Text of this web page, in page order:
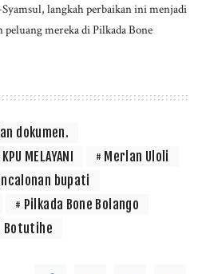
langkah perbaikan ini menjadi
mereka di Pilkada Bone
dokumen.
KPU MELAYANI
Merlan Uloli
bupati
Pilkada Bone Bolango
Botutihe